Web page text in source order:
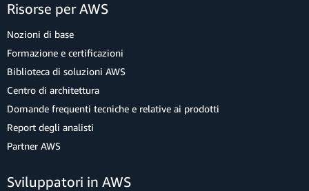
Risorse per AWS
Nozioni di base
Formazione e certificazioni
Biblioteca di soluzioni AWS
Centro di architettura
Domande frequenti tecniche e relative ai prodotti
Report degli analisti
Partner AWS
Sviluppatori in AWS